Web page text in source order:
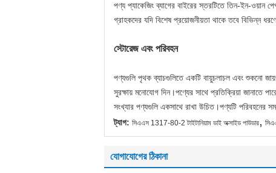
পণ্য প্যাকেজিং ব্যাগের বাইরের স্তরটিতে তিন-ইন-ওয়ান
গ্রাহকদের যদি বিশেষ প্রয়োজনীয়তা থাকে তবে বিভিন্ন
স্টোরেজ এবং পরিবহন
পণ্যগুলি পৃথক ব্যাচগুলিতে একটি বায়ুচলাচল এবং শুকনো
সুরক্ষায় মনোযোগ দিন।পণ্যের সাথে প্রতিক্রিয়া জানাতে
সংখ্যার পণ্যগুলি একসাথে রাখা উচিত।পণ্যটি পরিবহনের
ট্যাগ: সিএএস 1317-80-2 টাইটানিয়াম ডাই অক্সাইড পাউডার,
যোগাযোগের ঠিকানা